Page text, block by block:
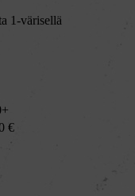
1-värisellä
€